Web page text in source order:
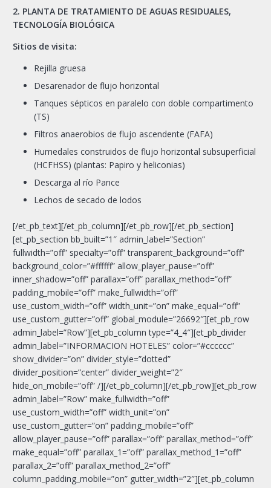
2. PLANTA DE TRATAMIENTO DE AGUAS RESIDUALES,
TECNOLOGÍA BIOLÓGICA
Sitios de visita:
Rejilla gruesa
Desarenador de flujo horizontal
Tanques sépticos en paralelo con doble compartimento
(TS)
Filtros anaerobios de flujo ascendente (FAFA)
Humedales construidos de flujo horizontal subsuperficial
(HCFHSS) (plantas: Papiro y heliconias)
Descarga al río Pance
Lechos de secado de lodos
[/et_pb_text][/et_pb_column][/et_pb_row][/et_pb_section]
[et_pb_section bb_built=”1″ admin_label=”Section”
fullwidth=”off” specialty=”off” transparent_background=”off”
background_color=”#ffffff” allow_player_pause=”off”
inner_shadow=”off” parallax=”off” parallax_method=”off”
padding_mobile=”off” make_fullwidth=”off”
use_custom_width=”off” width_unit=”on” make_equal=”off”
use_custom_gutter=”off” global_module=”26692″][et_pb_row
admin_label=”Row”][et_pb_column type=”4_4″][et_pb_divider
admin_label=”INFORMACION HOTELES” color=”#cccccc”
show_divider=”on” divider_style=”dotted”
divider_position=”center” divider_weight=”2″
hide_on_mobile=”off” /][/et_pb_column][/et_pb_row][et_pb_row
admin_label=”Row” make_fullwidth=”off”
use_custom_width=”off” width_unit=”on”
use_custom_gutter=”on” padding_mobile=”off”
allow_player_pause=”off” parallax=”off” parallax_method=”off”
make_equal=”off” parallax_1=”off” parallax_method_1=”off”
parallax_2=”off” parallax_method_2=”off”
column_padding_mobile=”on” gutter_width=”2″][et_pb_column